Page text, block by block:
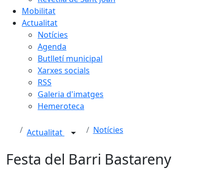
Mobilitat
Actualitat
Notícies
Agenda
Butlletí municipal
Xarxes socials
RSS
Galeria d'imatges
Hemeroteca
Actualitat Notícies
Festa del Barri Bastareny